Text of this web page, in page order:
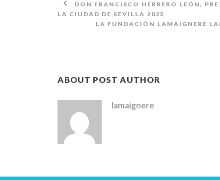
DON FRANCISCO HERRERO LEÓN,
LA CIUDAD DE SEVILLA 2025
LA FUNDACIÓN LAMAIGNERE
ABOUT POST AUTHOR
lamaignere